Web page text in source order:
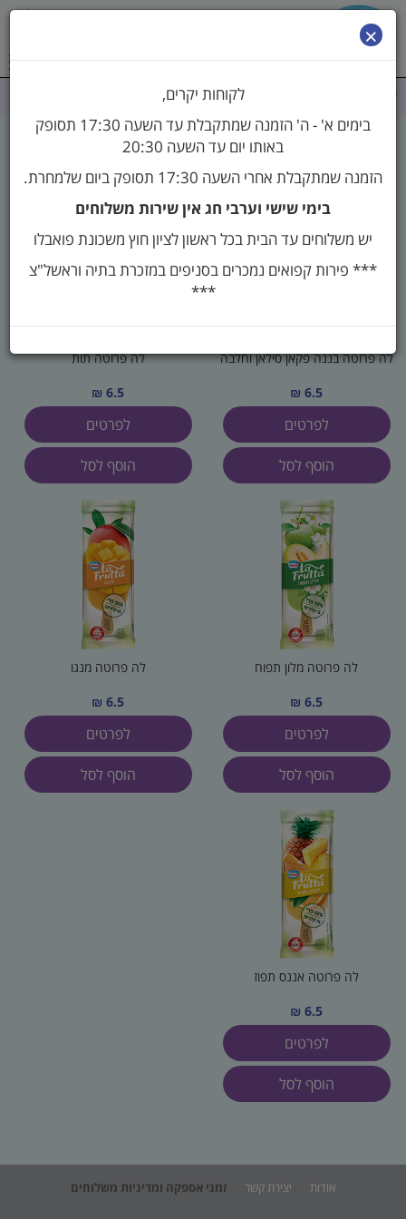
דף הבית לה פרוטה / סולרו
לה פרוטה / סולרו
לה פרוטה בננה פקאן סילאן וחלבה
6.5 ₪
לפרטים
הוסף לסל
לה פרוטה תות
6.5 ₪
לפרטים
הוסף לסל
לה פרוטה מלון תפוח
6.5 ₪
לפרטים
הוסף לסל
לה פרוטה מנגו
6.5 ₪
לפרטים
הוסף לסל
לה פרוטה אננס תפוז
6.5 ₪
לפרטים
הוסף לסל
אודות יצירת קשר זמני אספקה ומדיניות משלוחים
×
לקוחות יקרים,
בימים א' - ה' הזמנה שמתקבלת עד השעה 17:30 תסופק
באותו יום עד השעה 20:30
הזמנה שמתקבלת אחרי השעה 17:30 תסופק ביום שלמחרת.
בימי שישי וערבי חג אין שירות משלוחים
יש משלוחים עד הבית בכל ראשון לציון חוץ משכונת פואבלו
*** פירות קפואים נמכרים בסניפים במזכרת בתיה וראשל"צ
***